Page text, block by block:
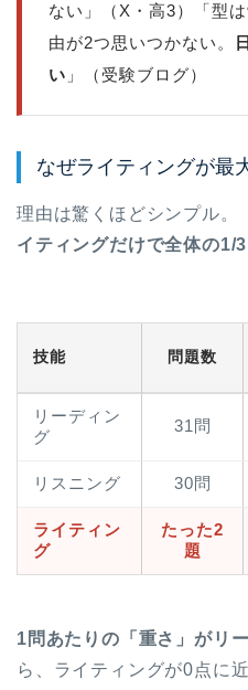
ない」（X・高3）「型
由が2つ思いつかない。
い 」（受験ブログ）
なぜライティングが最
理由は驚くほどシンプル。
イティングだけで全体の1/
技能 問題数
リーディン
グ
31問
リスニング 30問
ライティン
グ
たった2
題
1問あたりの「重さ」がリ
ら、ライティングが0点に